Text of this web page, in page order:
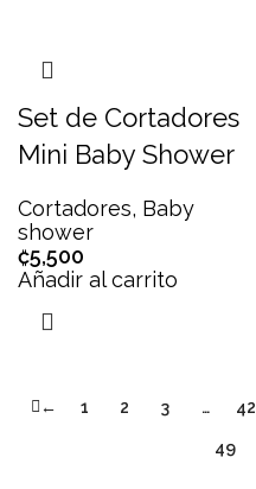
Set de Cortadores
Mini Baby Shower
Cortadores, Baby
shower
₡5,500
Añadir al carrito
← 1 2 3 … 42
49